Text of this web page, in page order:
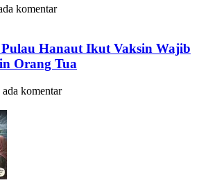
komentar
Hanaut Ikut Vaksin Wajib
Orang Tua
komentar